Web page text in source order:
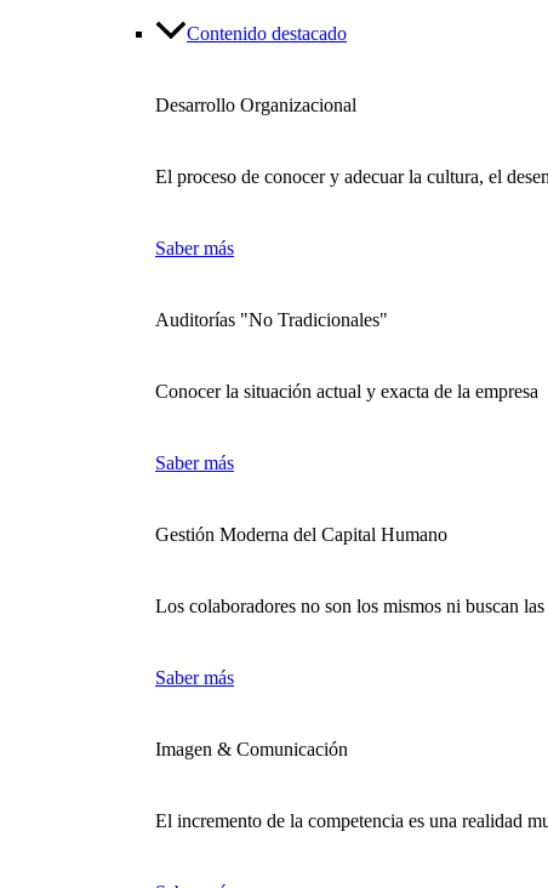
Contenido destacado
Desarrollo Organizacional
El proceso de conocer y adecuar la cultura, el
Saber más
Auditorías "No Tradicionales"
Conocer la situación actual y exacta de la empresa
Saber más
Gestión Moderna del Capital Humano
Los colaboradores no son los mismos ni buscan
Saber más
Imagen & Comunicación
El incremento de la competencia es una realidad